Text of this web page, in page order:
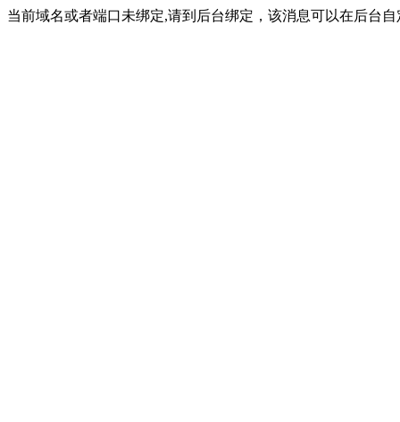
当前域名或者端口未绑定,请到后台绑定，该消息可以在后台自